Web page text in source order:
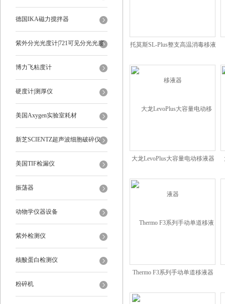
德国IKA磁力搅拌器
紫外分光光度计|721可见分光光度
计
博力飞粘度计
硬度计|测厚仪
美国Axygen实验室耗材
新芝SCIENTZ超声波细胞破碎仪
美国TIF检漏仪
振荡器
动物学仪器设备
紫外检测仪
核酸蛋白检测仪
粉碎机
托莫斯SL-Plus整支高温消毒移液
大龙LevoPlus大容量电动移液器
Thermo F3系列手动单道移液器